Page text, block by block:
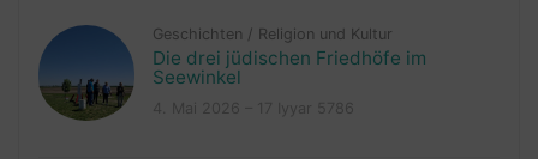
Geschichten / Religion und Kultur
Die drei jüdischen Friedhöfe im
Seewinkel